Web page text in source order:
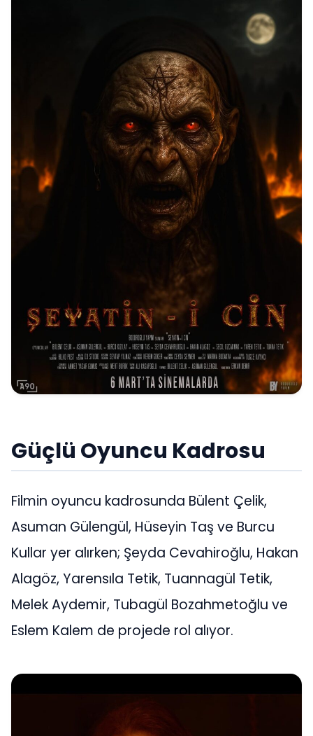
Güçlü Oyuncu Kadrosu
Filmin oyuncu kadrosunda Bülent Çelik,
Asuman Gülengül, Hüseyin Taş ve Burcu
Kullar yer alırken; Şeyda Cevahiroğlu, Hakan
Alagöz, Yarensıla Tetik, Tuannagül Tetik,
Melek Aydemir, Tubagül Bozahmetoğlu ve
Eslem Kalem de projede rol alıyor.